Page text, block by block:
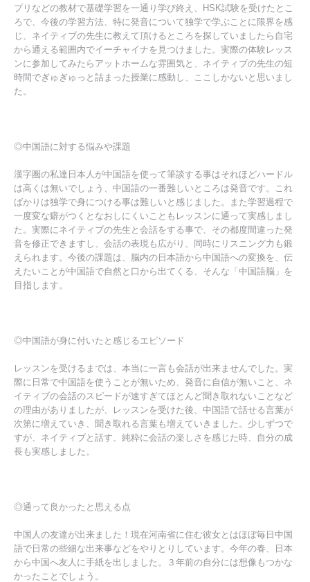
プリなどの教材で基礎学習を一通り学び終え、HSK試験を受けたとこ
ろで、今後の学習方法、特に発音について独学で学ぶことに限界を感
じ、ネイティブの先生に教えて頂けるところを探していましたら自宅
から通える範囲内でイーチャイナを見つけました。実際の体験レッス
ンに参加してみたらアットホームな雰囲気と、ネイティブの先生の短
時間でぎゅぎゅっと詰まった授業に感動し、ここしかないと思いまし
た。
◎中国語に対する悩みや課題
漢字圏の私達日本人が中国語を使って筆談する事はそれほどハードル
は高くは無いでしょう、中国語の一番難しいところは発音です。これ
ばかりは独学で身につける事は難しいと感じました。また学習過程で
一度変な癖がつくとなおしにくいこともレッスンに通って実感しまし
た。実際にネイティブの先生と会話をする事で、その都度間違った発
音を修正できますし、会話の表現も広がり、同時にリスニング力も鍛
えられます。今後の課題は、脳内の日本語から中国語への変換を、伝
えたいことが中国語で自然と口から出てくる、そんな「中国語脳」を
目指します。
◎中国語が身に付いたと感じるエピソード
レッスンを受けるまでは、本当に一言も会話が出来ませんでした。実
際に日常で中国語を使うことが無いため、発音に自信が無いこと、ネ
イティブの会話のスピードが速すぎてほとんど聞き取れないことなど
の理由がありましたが、レッスンを受けた後、中国語で話せる言葉が
次第に増えていき、聞き取れる言葉も増えていきました。少しずつで
すが、ネイティブと話す、純粋に会話の楽しさを感じた時、自分の成
長も実感しました。
◎通って良かったと思える点
中国人の友達が出来ました！現在河南省に住む彼女とはほぼ毎日中国
語で日常の些細な出来事などをやりとりしています。今年の春、日本
から中国へ友人に手紙を出しました。３年前の自分には想像もつかな
かったことでしょう。